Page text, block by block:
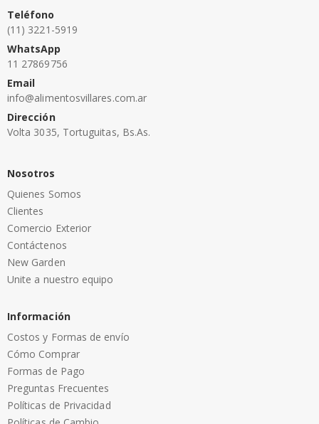
Teléfono
(11) 3221-5919
WhatsApp
11 27869756
Email
info@alimentosvillares.com.ar
Dirección
Volta 3035, Tortuguitas, Bs.As.
Nosotros
Quienes Somos
Clientes
Comercio Exterior
Contáctenos
New Garden
Unite a nuestro equipo
Información
Costos y Formas de envío
Cómo Comprar
Formas de Pago
Preguntas Frecuentes
Políticas de Privacidad